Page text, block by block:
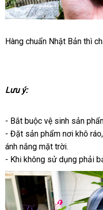
mãn
khách
với
Tech
Twist
Hàng chuẩn Nhật Bản giá
thì
Lưu ý:
- Bắt buộc vệ sinh sản
- Đặt sản phẩm nơi khô ráo
ánh nắng mặt trời.
- to
Khi không sử dụng phải